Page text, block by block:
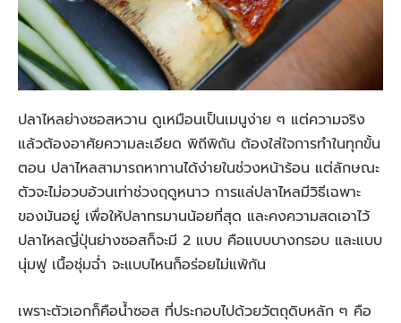
ปลาไหลย่างซอสหวาน ดูเหมือนเป็นเมนูง่าย ๆ แต่ความจริง
แล้วต้องอาศัยความละเอียด พิถีพิถัน ต้องใส่ใจการทำในทุกขั้น
ตอน ปลาไหลสามารถหาทานได้ง่ายในช่วงหน้าร้อน แต่ลักษณะ
ตัวจะไม่อวบอ้วนเท่าช่วงฤดูหนาว การแล่ปลาไหลมีวิธีเฉพาะ
ของมันอยู่ เพื่อให้ปลาทรมานน้อยที่สุด และคงความสดเอาไว้
ปลาไหลญี่ปุ่นย่างซอสก็จะมี 2 แบบ คือแบบบางกรอบ และแบบ
นุ่มฟู เนื้อชุ่มฉ่ำ จะแบบไหนก็อร่อยไม่แพ้กัน
เพราะตัวเอกก็คือน้ำซอส ที่ประกอบไปด้วยวัตถุดิบหลัก ๆ คือ